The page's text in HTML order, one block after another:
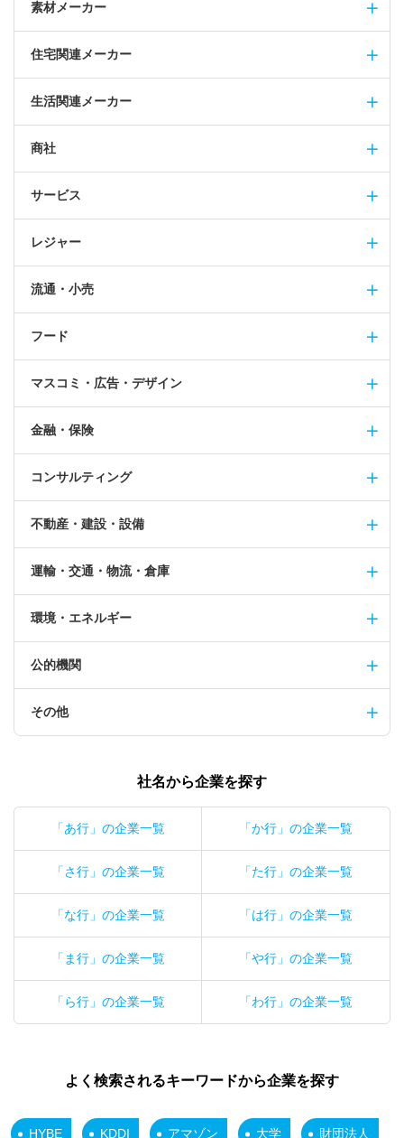
素材メーカー
住宅関連メーカー
生活関連メーカー
商社
サービス
レジャー
流通・小売
フード
マスコミ・広告・デザイン
金融・保険
コンサルティング
不動産・建設・設備
運輸・交通・物流・倉庫
環境・エネルギー
公的機関
その他
社名から企業を探す
「あ行」の企業一覧 「か行」の企業一覧
「さ行」の企業一覧 「た行」の企業一覧
「な行」の企業一覧 「は行」の企業一覧
「ま行」の企業一覧 「や行」の企業一覧
「ら行」の企業一覧 「わ行」の企業一覧
よく検索されるキーワードから企業を探す
HYBE KDDI アマゾン 大学 財団法人